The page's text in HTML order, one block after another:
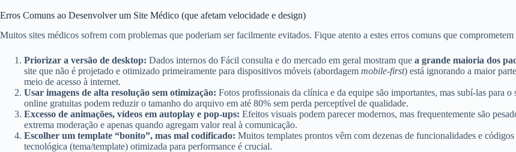
Erros Comuns ao Desenvolver um Site Médico (que afetam velocidade e design)
Muitos sites médicos sofrem com problemas que poderiam ser facilmente evitados. Fique atento a estes erros comuns que
Priorizar a versão de desktop: Dados internos do Fácil consulta e do mercado em geral mostram que a grande maioria dos
site que não é projetado e otimizado primeiramente para dispositivos móveis (abordagem mobile-first) está ignorando a maior
meio de acesso à internet.
Usar imagens de alta resolução sem otimização: Fotos profissionais da clínica e da equipe são importantes, mas subí-las para
online gratuitas podem reduzir o tamanho do arquivo em até 80% sem perda perceptível de qualidade.
Excesso de animações, vídeos em autoplay e pop-ups: Efeitos visuais podem parecer modernos, mas frequentemente são
extrema moderação e apenas quando agregam valor real à comunicação.
Escolher um template “bonito”, mas mal codificado: Muitos templates prontos vêm com dezenas de funcionalidades e
tecnológica (tema/template) otimizada para performance é crucial.